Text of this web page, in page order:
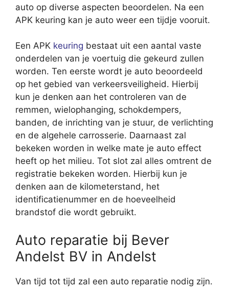
auto op diverse aspecten beoordelen. Na een
APK keuring kan je auto weer een tijdje vooruit.
Een APK keuring bestaat uit een aantal vaste
onderdelen van je voertuig die gekeurd zullen
worden. Ten eerste wordt je auto beoordeeld
op het gebied van verkeersveiligheid. Hierbij
kun je denken aan het controleren van de
remmen, wielophanging, schokdempers,
banden, de inrichting van je stuur, de verlichting
en de algehele carrosserie. Daarnaast zal
bekeken worden in welke mate je auto effect
heeft op het milieu. Tot slot zal alles omtrent de
registratie bekeken worden. Hierbij kun je
denken aan de kilometerstand, het
identificatienummer en de hoeveelheid
brandstof die wordt gebruikt.
Auto reparatie bij Bever
Andelst BV in Andelst
Van tijd tot tijd zal een auto reparatie nodig zijn.